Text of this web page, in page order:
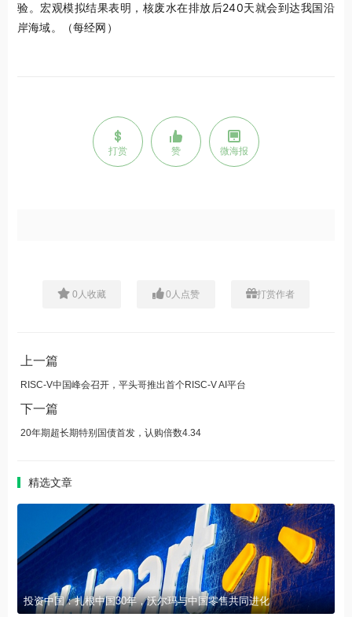
验。宏观模拟结果表明，核废水在排放后240天就会到达我国沿
岸海域。（每经网）
打赏 赞 微海报
0 人收藏 0 人点赞 打赏作者
上一篇
RISC-V中国峰会召开，平头哥推出首个RISC-V AI平台
下一篇
20年期超长期特别国债首发，认购倍数4.34
精选文章
投资中国：扎根中国30年，沃尔玛与中国零售共同进化